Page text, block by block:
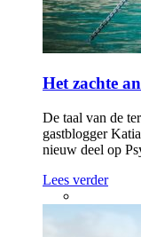
Het zachte
De taal van de
gastblogger
nieuw deel op
Lees verder